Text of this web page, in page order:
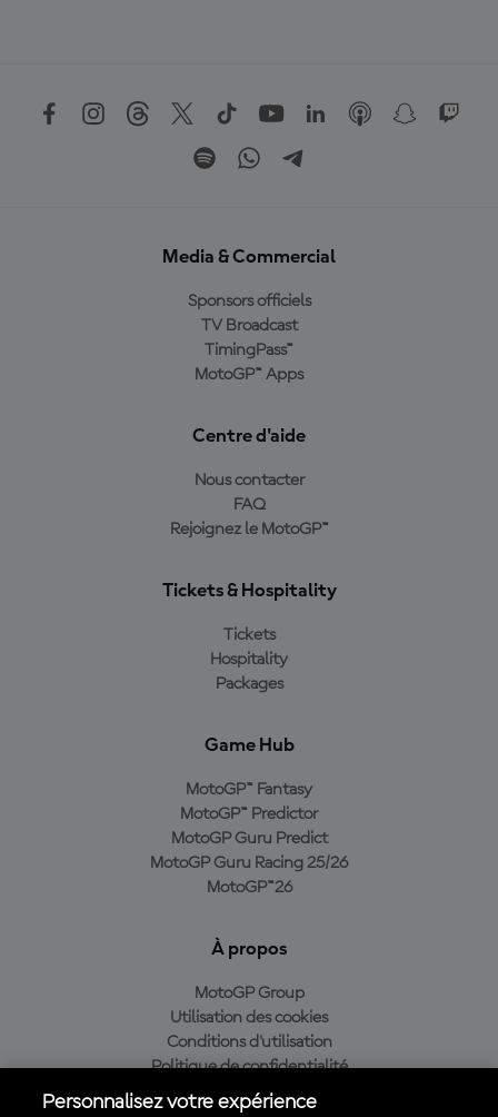
Media & Commercial
Sponsors officiels
TV Broadcast
TimingPass™
MotoGP™ Apps
Centre d'aide
Nous contacter
FAQ
Rejoignez le MotoGP™
Tickets & Hospitality
Tickets
Hospitality
Packages
Game Hub
MotoGP™ Fantasy
MotoGP™ Predictor
MotoGP Guru Predict
MotoGP Guru Racing 25/26
MotoGP™26
À propos
MotoGP Group
Utilisation des cookies
Conditions d'utilisation
Politique de confidentialité
Politique d’achat
Personnalisez votre expérience